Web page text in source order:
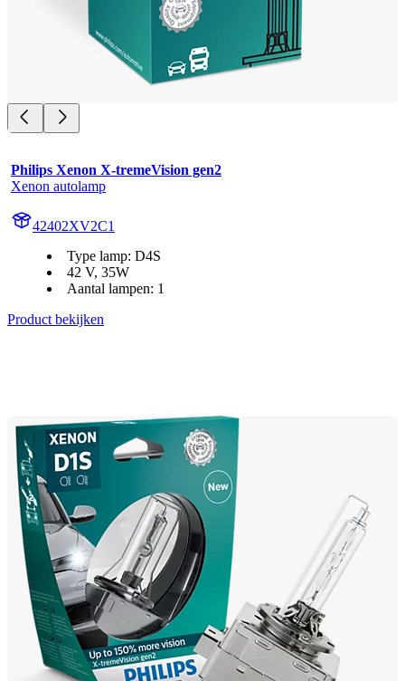
Philips Xenon X-tremeVision gen2
Xenon autolamp
42402XV2C1
Type lamp: D4S
42 V, 35W
Aantal lampen: 1
Product bekijken